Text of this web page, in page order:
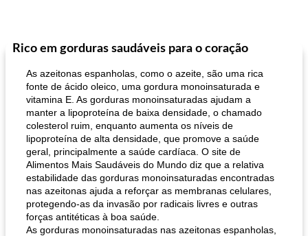
Rico em gorduras saudáveis ​​para o coração
As azeitonas espanholas, como o azeite, são uma rica
fonte de ácido oleico, uma gordura monoinsaturada e
vitamina E. As gorduras monoinsaturadas ajudam a
manter a lipoproteína de baixa densidade, o chamado
colesterol ruim, enquanto aumenta os níveis de
lipoproteína de alta densidade, que promove a saúde
geral, principalmente a saúde cardíaca. O site de
Alimentos Mais Saudáveis ​​do Mundo diz que a relativa
estabilidade das gorduras monoinsaturadas encontradas
nas azeitonas ajuda a reforçar as membranas celulares,
protegendo-as da invasão por radicais livres e outras
forças antitéticas à boa saúde.
As gorduras monoinsaturadas nas azeitonas espanholas,